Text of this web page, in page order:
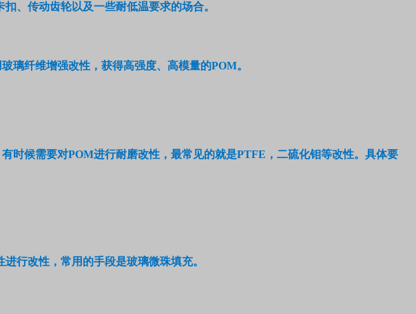
、传动齿轮以及一些耐低温要求的场合。
璃纤维增强改性，获得高强度、高模量的POM。
时候需要对POM进行耐磨改性，最常见的就是PTFE ，二硫化钼等改性。具体要
进行改性，常用的手段是玻璃微珠填充。